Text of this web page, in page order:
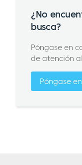
¿No
busca?
Póngase en
de atención
Póngase